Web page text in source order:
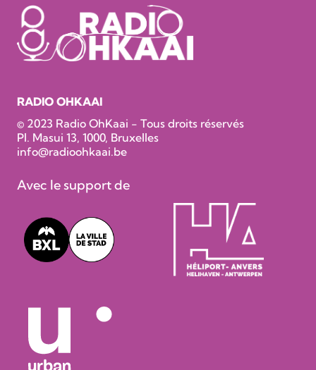
RADIO OHKAAI
© 2023 Radio OhKaai - Tous droits réservés
Pl. Masui 13, 1000, Bruxelles
info@radioohkaai.be
Avec le support de